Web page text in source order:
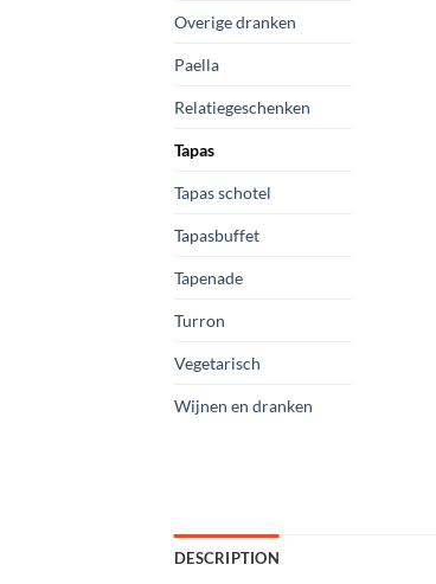
Overige dranken
Paella
Relatiegeschenken
Tapas
Tapas schotel
Tapasbuffet
Tapenade
Turron
Vegetarisch
Wijnen en dranken
DESCRIPTION